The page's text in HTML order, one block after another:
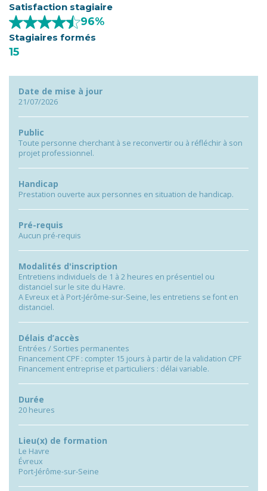
Satisfaction stagiaire
96%
Stagiaires formés
15
Date de mise à jour
21/07/2026
Public
Toute personne cherchant à se reconvertir ou à réfléchir à son
projet professionnel.
Handicap
Prestation ouverte aux personnes en situation de handicap.
Pré-requis
Aucun pré-requis
Modalités d'inscription
Entretiens individuels de 1 à 2 heures en présentiel ou
distanciel sur le site du Havre.
A Evreux et à Port-Jérôme-sur-Seine, les entretiens se font en
distanciel.
Délais d’accès
Entrées / Sorties permanentes
Financement CPF : compter 15 jours à partir de la validation CPF
Financement entreprise et particuliers : délai variable.
Durée
20 heures
Lieu(x) de formation
Le Havre
Évreux
Port-Jérôme-sur-Seine